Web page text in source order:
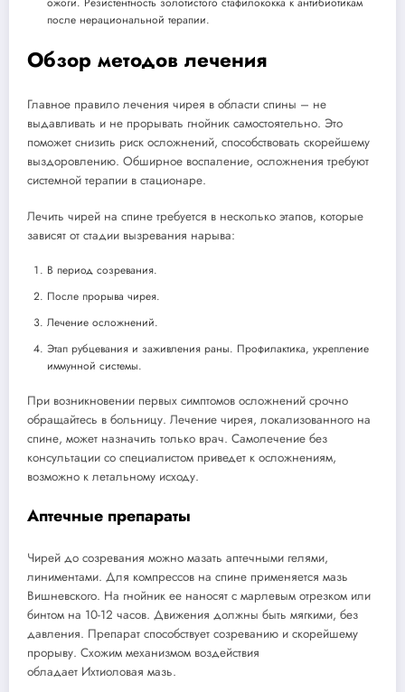
после нерациональной терапии.
Обзор методов лечения
Главное правило лечения чирея в области спины – не
выдавливать и не прорывать гнойник самостоятельно. Это
поможет снизить риск осложнений, способствовать скорейшему
выздоровлению. Обширное воспаление, осложнения требуют
системной терапии в стационаре.
Лечить чирей на спине требуется в несколько этапов, которые
зависят от стадии вызревания нарыва:
В период созревания.
После прорыва чирея.
Лечение осложнений.
Этап рубцевания и заживления раны. Профилактика, укрепление
иммунной системы.
При возникновении первых симптомов осложнений срочно
обращайтесь в больницу. Лечение чирея, локализованного на
спине, может назначить только врач. Самолечение без
консультации со специалистом приведет к осложнениям,
возможно к летальному исходу.
Аптечные препараты
Чирей до созревания можно мазать аптечными гелями,
линиментами. Для компрессов на спине применяется мазь
Вишневского. На гнойник ее наносят с марлевым отрезком или
бинтом на 10-12 часов. Движения должны быть мягкими, без
давления. Препарат способствует созреванию и скорейшему
прорыву. Схожим механизмом воздействия
обладает Ихтиоловая мазь.